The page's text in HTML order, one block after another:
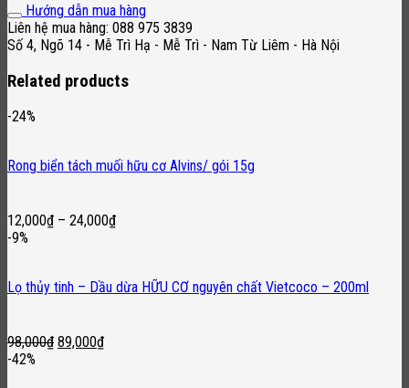
Hướng dẫn mua hàng
Liên hệ mua hàng: 088 975 3839
Số 4, Ngõ 14 - Mễ Trì Hạ - Mễ Trì - Nam Từ Liêm - Hà Nội
Related products
-24%
Rong biển tách muối hữu cơ Alvins/ gói 15g
12,000₫– 24,000₫
-9%
Lọ thủy tinh – Dầu dừa HỮU CƠ nguyên chất Vietcoco – 200ml
98,000₫ Original
89,000₫Current
-42%